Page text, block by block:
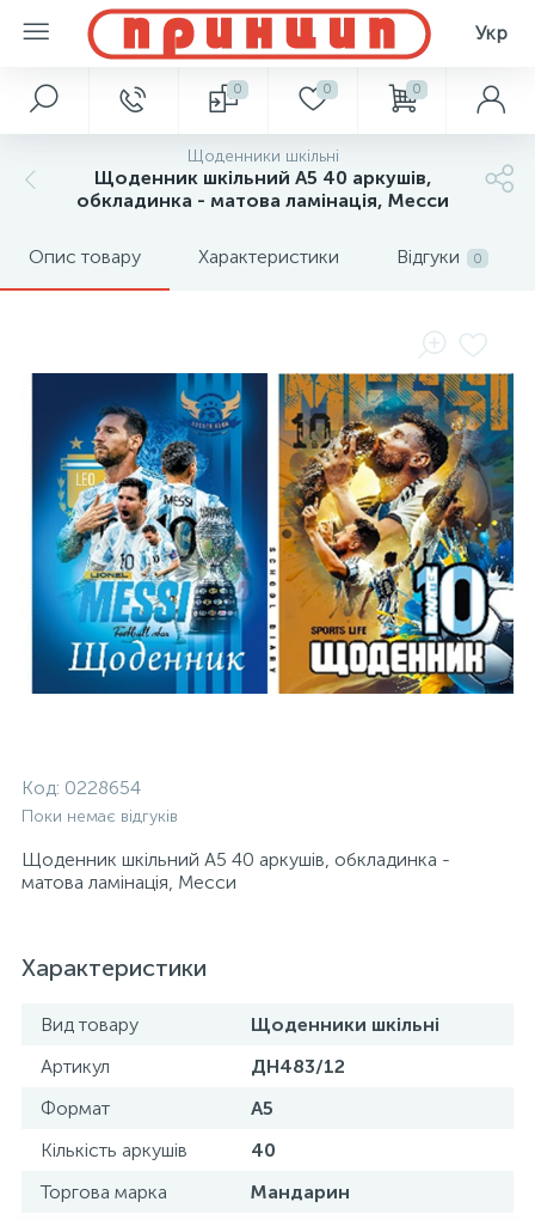
Укр
0 0 0
Щоденники шкільні
Щоденник шкільний А5 40 аркушів,
обкладинка - матова ламінація, Месси
Опис товару Характеристики Відгуки 0
Код: 0228654
Поки немає відгуків
Щоденник шкільний А5 40 аркушів, обкладинка -
матова ламінація, Месси
Характеристики
Вид товару
Щоденники шкільні
Артикул
ДН483/12
Формат
А5
Кількість аркушів
40
Торгова марка
Мандарин